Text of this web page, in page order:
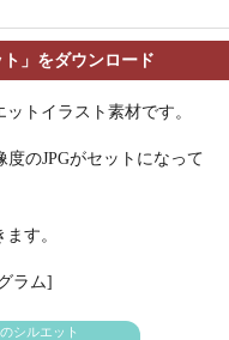
」をダウンロード
トイラスト素材です。
のJPGがセットになって
す。
ラム]
シルエット